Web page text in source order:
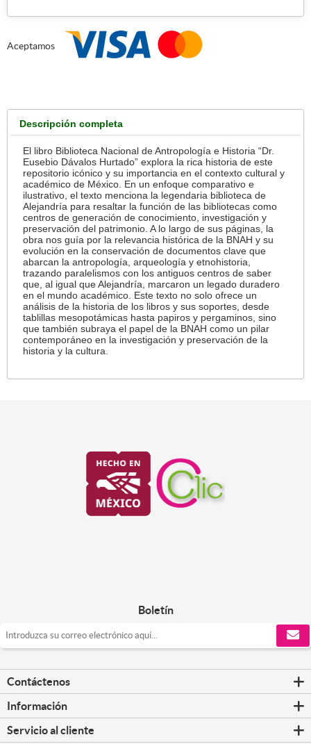
Aceptamos
Descripción completa
El libro Biblioteca Nacional de Antropología e Historia “Dr.
Eusebio Dávalos Hurtado” explora la rica historia de este
repositorio icónico y su importancia en el contexto cultural y
académico de México. En un enfoque comparativo e
ilustrativo, el texto menciona la legendaria biblioteca de
Alejandría para resaltar la función de las bibliotecas como
centros de generación de conocimiento, investigación y
preservación del patrimonio. A lo largo de sus páginas, la
obra nos guía por la relevancia histórica de la BNAH y su
evolución en la conservación de documentos clave que
abarcan la antropología, arqueología y etnohistoria,
trazando paralelismos con los antiguos centros de saber
que, al igual que Alejandría, marcaron un legado duradero
en el mundo académico. Este texto no solo ofrece un
análisis de la historia de los libros y sus soportes, desde
tablillas mesopotámicas hasta papiros y pergaminos, sino
que también subraya el papel de la BNAH como un pilar
contemporáneo en la investigación y preservación de la
historia y la cultura.
Boletín
Contáctenos
Información
Servicio al cliente